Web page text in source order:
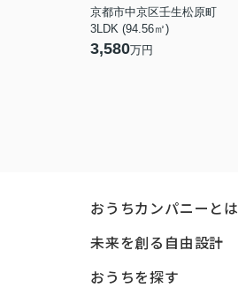
京都市中京区壬生松原町
3LDK (94.56㎡)
3,580万円
おうちカンパニーとは
未来を創る自由設計
おうちを探す